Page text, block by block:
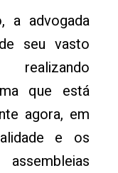
a advogada
seu vasto
que está
agora, em
e os